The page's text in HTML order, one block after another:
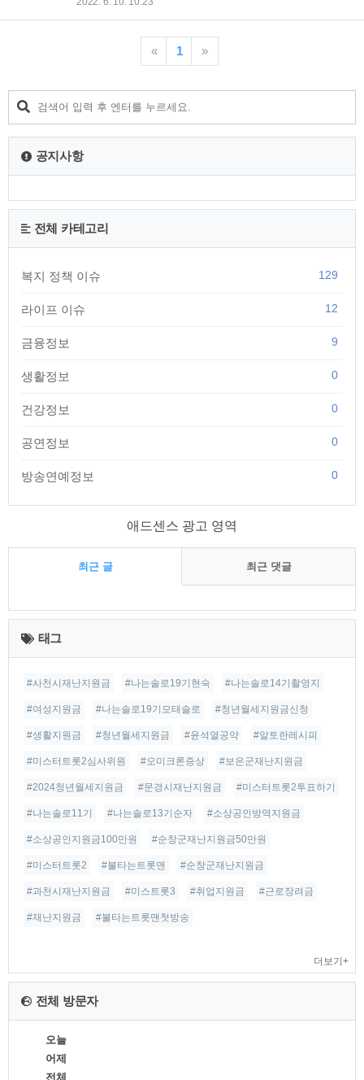
민자,영주권자)이 되어있는 내국인 및 외국인 지급 금액 : 1인
10만원 전시민 지급 신청방법 오프라인 : 2022년 8월 8일 ~8월
165일~ 31일까지 신분증 지참하여 동주민센터 방문 * 첫주는
끝자리에따라 요일제 실시 8월 1일 8월 2일 8월3일 8월4일 8월
« 1 »
공지사항
전체 카테고리
복지 정책 이슈 129
라이프 이슈 12
금융정보 9
생활정보 0
건강정보 0
공연정보 0
방송연예정보 0
애드센스 광고 영역
최근 글 최근 댓글
최
근
글
태그
#사천시재난지원금 #나는솔로19기현숙 #나는솔로14기촬영지
#여성지원금 #나는솔로19기모태솔로 #청년월세지원금신청
#생활지원금 #청년월세지원금 #윤석열공약 #알토란레시피
#미스터트롯2심사위원 #오미크론증상 #보은군재난지원금
#2024청년월세지원금 #문경시재난지원금 #미스터트롯2투표하기
#나는솔로11기 #나는솔로13기순자 #소상공인방역지원금
#소상공인지원금100만원 #순창군재난지원금50만원
#미스터트롯2 #불타는트롯맨 #순창군재난지원금
#과천시재난지원금 #미스트롯3 #취업지원금 #근로장려금
#재난지원금 #불타는트롯맨첫방송
더보기+
전체 방문자
오늘
어제
전체